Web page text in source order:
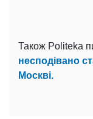
Також Politeka
несподівано
Москві.